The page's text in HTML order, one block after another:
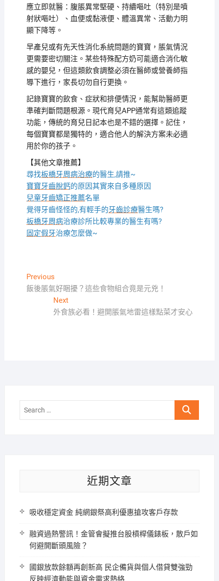
應立即就醫：腹脹異常堅硬、持續嘔吐（特別是噴
射狀嘔吐）、血便或黏液便、體溫異常、活動力明
顯下降等。
早產兒或有先天性消化系統問題的寶寶，脹氣情況
更需要密切關注。某些特殊配方奶可能適合消化敏
感的嬰兒，但這類飲食調整必須在醫師或營養師指
導下進行，家長切勿自行更換。
記錄寶寶的飲食、症狀和排便情況，能幫助醫師更
準確判斷問題根源。現代育兒APP通常有這類追蹤
功能，傳統的育兒日記本也是不錯的選擇。記住，
每個寶寶都是獨特的，適合他人的解決方案未必適
用於你的孩子。
【其他文章推薦】
尋找板橋牙周病治療的醫生,請推~
寶寶牙齒脫鈣的原因其實來自多種原因
兒童牙齒矯正推薦名單
覺得牙齒怪怪的,有輕手的牙齒診療醫生嗎?
板橋牙周病治療診所比較專業的醫生有嗎?
固定假牙治療怎麼做~
文
章
PreviousPrevious
post:
飯後脹氣好睏擾？這些食物組合竟是元兇！
NextNext
post:
外食族必看！避開脹氣地雷這樣點菜才安心
Search
近期文章
吸收穩定資金 純網銀祭高利優惠搶攻客戶存款
融資過熱警訊！金管會擬推台股槓桿儀錶板，散戶如
何避開斷頭風險？
國銀放款餘額再創新高 民企備貨與個人借貸雙強勁
反映經濟動能與資金需求熱絡